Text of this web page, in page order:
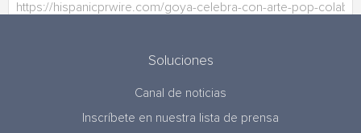
Soluciones
Canal de noticias
Inscríbete en nuestra lista de prensa